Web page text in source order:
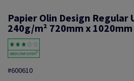
Papier Olin Design
240g/m² 720mm x 1020mm
#600610